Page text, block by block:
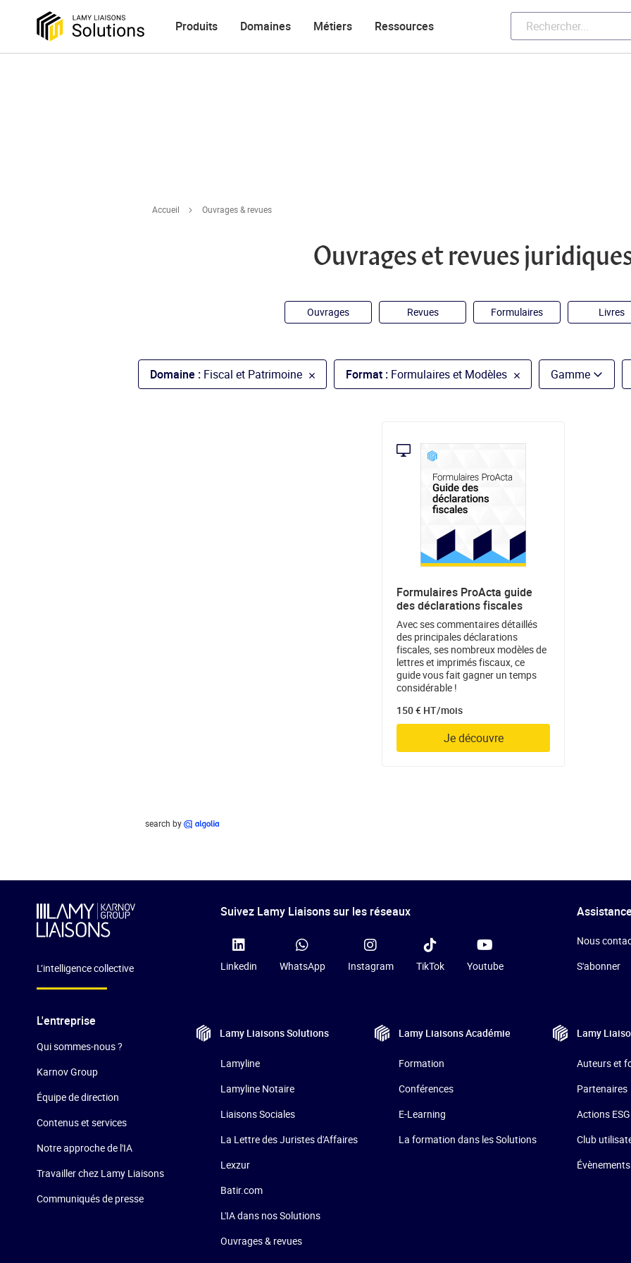
Produits Domaines Métiers Ressources
Accueil Ouvrages & revues
Ouvrages et revues
Ouvrages Revues Formulaires Livres
Domaine : Fiscal et Patrimoine Format : Formulaires et Modèles Gamme
Formulaires ProActa guide
des déclarations fiscales
Avec ses commentaires détaillés
des principales déclarations
fiscales, ses nombreux modèles de
lettres et imprimés fiscaux, ce
guide vous fait gagner un temps
considérable !
150 € HT/mois
Je découvre
search by
L’intelligence collective
L'entreprise
Qui sommes-nous ?
Karnov Group
Équipe de direction
Contenus et services
Notre approche de l'IA
Travailler chez Lamy Liaisons
Communiqués de presse
Suivez Lamy Liaisons sur les réseaux
Linkedin WhatsApp Instagram TikTok Youtube
Nous
S'abonner
Lamy LiaisonsSolutions
Lamyline
Lamyline Notaire
Liaisons Sociales
La Lettre des Juristes d'Affaires
Lexzur
Batir.com
L'IA dans nos Solutions
Ouvrages & revues
Lamy LiaisonsAcadémie
Formation
Conférences
E-Learning
La formation dans les Solutions
Lamy
Auteurs et
Partenaires
Actions ESG
Club
Évènements